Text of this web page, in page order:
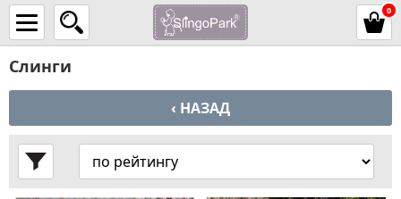
0
Слинги
‹ НАЗАД